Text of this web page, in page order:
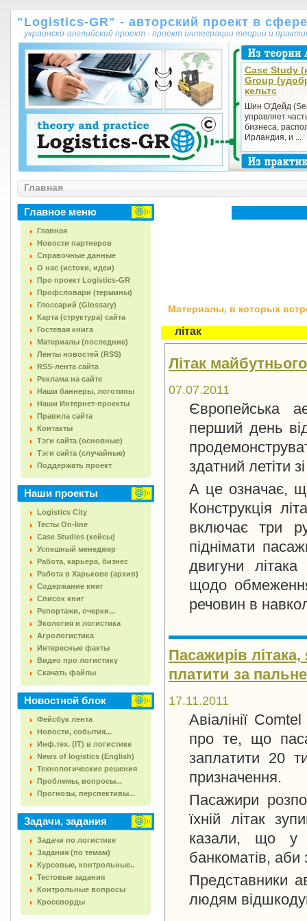
"Logistics-GR" - авторский проект в
украинско-английский проект - проект интеграции теории и
Case Study
Group
кельтс
Шин О'Дейд
управляет
бизнеса,
Ирландия, и ...
Главная
Главное меню
Главная
Новости партнеров
Справочные данные
О нас (истоки, идеи)
Про проект Logistics-GR
Профсловари (термины)
Глоссарий (Glossary)
Карта (структура) сайта
Гостевая книга
Материалы (последние)
Ленты новостей (RSS)
RSS-лента сайта
Реклама на сайте
Наши баннеры, логотипы
Наши Интернет-проекты
Правила сайта
Контакты
Тэги сайта (основные)
Тэги сайта (случайные)
Поддержать проект
Наши проекты
Logistics City
Тесты On-line
Case Studies (кейсы)
Успешный менеджер
Работа, карьера, бизнес
Работа в Харькове (архив)
Содержание книг
Список книг
Репортажи, очерки...
Экология и логистика
Агрологистика
Интересные факты
Видео про логистику
Скачать файлы
Новостной блок
Фейсбук лента
Новости, события...
Инф.тех. (IT) в логистике
News of logistics (English)
Технологические решения
Проблемы, вопросы...
Прогнозы, перспективы...
Задачи, задания
Задачи по логистике
Задания (по темам)
Курсовые, контрольные..
Тестовые задания
Контрольные вопросы
Кроссворды
Материалы, в которых
літак
Літак
07.07.2011
Європейська
перший день
здатний летіти
А це означає,
Конструкція
включає три
піднімати
двигуни
щодо
речовин в
Пасажирів літака,
платити за пальне
17.11.2011
Авіалінії
про те, що
заплатити 20
призначення.
Пасажири
їхній літак
казали, що у
банкоматів, аби
Представники
людям